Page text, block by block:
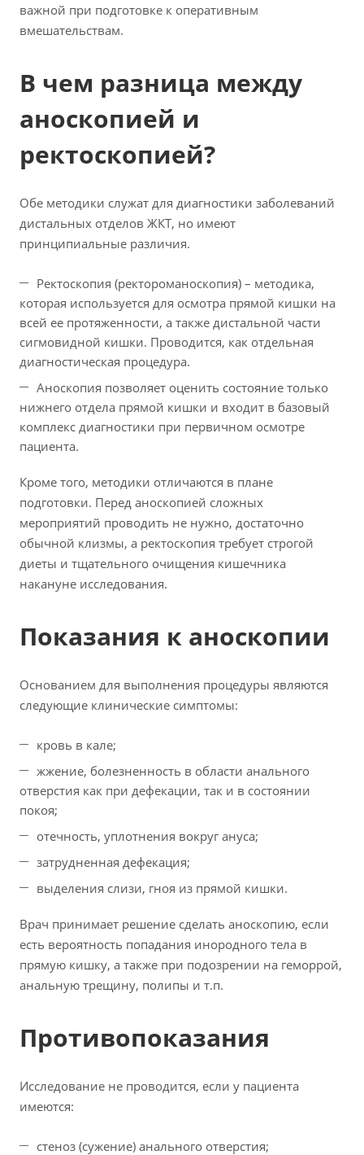
важной при подготовке к оперативным
вмешательствам.
В чем разница между
аноскопией и
ректоскопией?
Обе методики служат для диагностики заболеваний
дистальных отделов ЖКТ, но имеют
принципиальные различия.
Ректоскопия (ректороманоскопия) – методика,
которая используется для осмотра прямой кишки на
всей ее протяженности, а также дистальной части
сигмовидной кишки. Проводится, как отдельная
диагностическая процедура.
Аноскопия позволяет оценить состояние только
нижнего отдела прямой кишки и входит в базовый
комплекс диагностики при первичном осмотре
пациента.
Кроме того, методики отличаются в плане
подготовки. Перед аноскопией сложных
мероприятий проводить не нужно, достаточно
обычной клизмы, а ректоскопия требует строгой
диеты и тщательного очищения кишечника
накануне исследования.
Показания к аноскопии
Основанием для выполнения процедуры являются
следующие клинические симптомы:
кровь в кале;
жжение, болезненность в области анального
отверстия как при дефекации, так и в состоянии
покоя;
отечность, уплотнения вокруг ануса;
затрудненная дефекация;
выделения слизи, гноя из прямой кишки.
Врач принимает решение сделать аноскопию, если
есть вероятность попадания инородного тела в
прямую кишку, а также при подозрении на геморрой,
анальную трещину, полипы и т.п.
Противопоказания
Исследование не проводится, если у пациента
имеются:
стеноз (сужение) анального отверстия;